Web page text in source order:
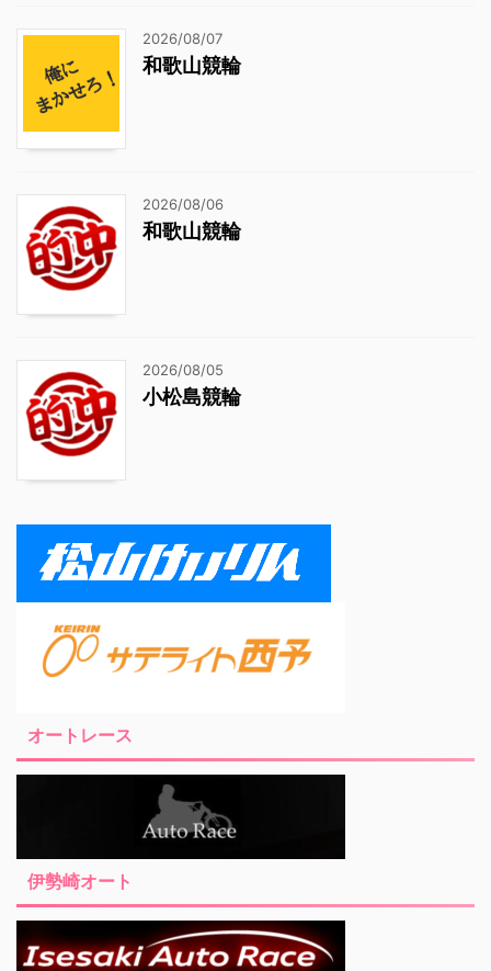
2026/08/07
和歌山競輪
2026/08/06
和歌山競輪
2026/08/05
小松島競輪
オートレース
伊勢崎オート